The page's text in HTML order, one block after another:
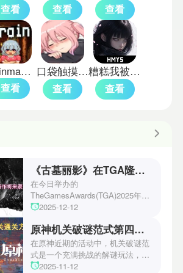
查看 查看 查看
drainmansion2.0.4
查看
口袋触摸模拟器
查看
糟糕我被女忍包围了2手游版
查看
《古墓丽影》在TGA隆重确认新作将来袭！
在今日举办的
TheGamesAwards(TGA)2025年度
游戏颁奖典礼中，古墓丽影系列公
场资讯让众多玩家们都非常期待！
本次官方也宣布游戏将于2027年登
陆PS5、Xbox以及PC平台！有兴
趣的玩家们可以继续留守鲶鱼网！
2025-12-12
原神机关破谜范式第四关通关方法
在原神近期的活动中，机关破谜范
式是一个充满挑战的解谜玩法，其
中第四关是许多玩家遇到困难的地
2025-11-12